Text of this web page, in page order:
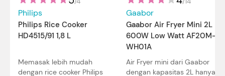
Philips
Philips Rice Cooker
HD4515/91 1,8 L
Memasak lebih mudah
dengan rice cooker Philips
Gaabor
Gaabor Air Fryer Mini 2L
600W Low Watt AF20M-
WH01A
Air Fryer mini dari Gaabor
dengan kapasitas 2L hanya